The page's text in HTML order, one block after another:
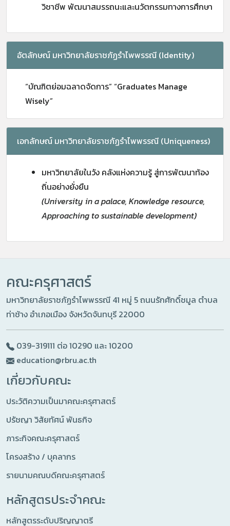
วิชาชีพ พัฒนาสมรรถนะและนวัตกรรมทางการศึกษา
อัตลักษณ์ มหาวิทยาลัยราชภัฏรำไพพรรณี (Identity)
“บัณฑิตย่อมฉลาดจัดการ” “Graduates Manage
Wisely”
เอกลักษณ์ มหาวิทยาลัยราชภัฏรำไพพรรณี (Uniqueness)
มหาวิทยาลัยในวัง คลังแห่งความรู้ สู่การพัฒนาท้อง
ถิ่นอย่างยั่งยืน
(University in a palace, Knowledge resource,
Approaching to sustainable development)
คณะครุศาสตร์
มหาวิทยาลัยราชภัฏรำไพพรรณี 41 หมู่ 5 ถนนรักศักดิ์ชมูล ตำบล
ท่าช้าง อำเภอเมือง จังหวัดจันทบุรี 22000
039-319111 ต่อ 10290 และ 10200
education@rbru.ac.th
เกี่ยวกับคณะ
ประวัติความเป็นมาคณะครุศาสตร์
ปรัชญา วิสัยทัศน์ พันธกิจ
ภาระกิจคณะครุศาสตร์
โครงสร้าง / บุคลากร
รายนามคณบดีคณะครุศาสตร์
หลักสูตรประจำคณะ
หลักสูตรระดับปริญญาตรี